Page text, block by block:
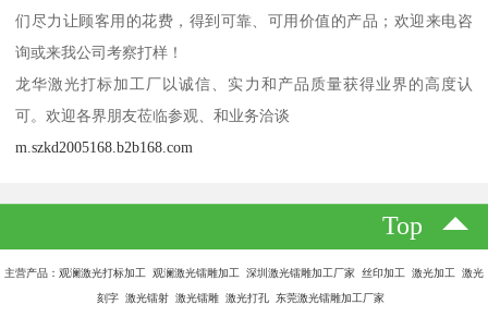
们尽力让顾客用的花费，得到可靠、可用价值的产品；欢迎来电咨
询或来我公司考察打样！
龙华激光打标加工厂以诚信、实力和产品质量获得业界的高度认
可。欢迎各界朋友莅临参观、和业务洽谈
m.szkd2005168.b2b168.com
Top
主营产品：观澜激光打标加工 观澜激光镭雕加工 深圳激光镭雕加工厂家 丝印加工 激光加工 激光
刻字 激光镭射 激光镭雕 激光打孔 东莞激光镭雕加工厂家